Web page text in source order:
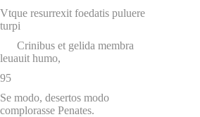
Vtque resurrexit foedatis puluere
turpi
Crinibus et gelida membra
leuauit humo,
95
Se modo, desertos modo
complorasse Penates.